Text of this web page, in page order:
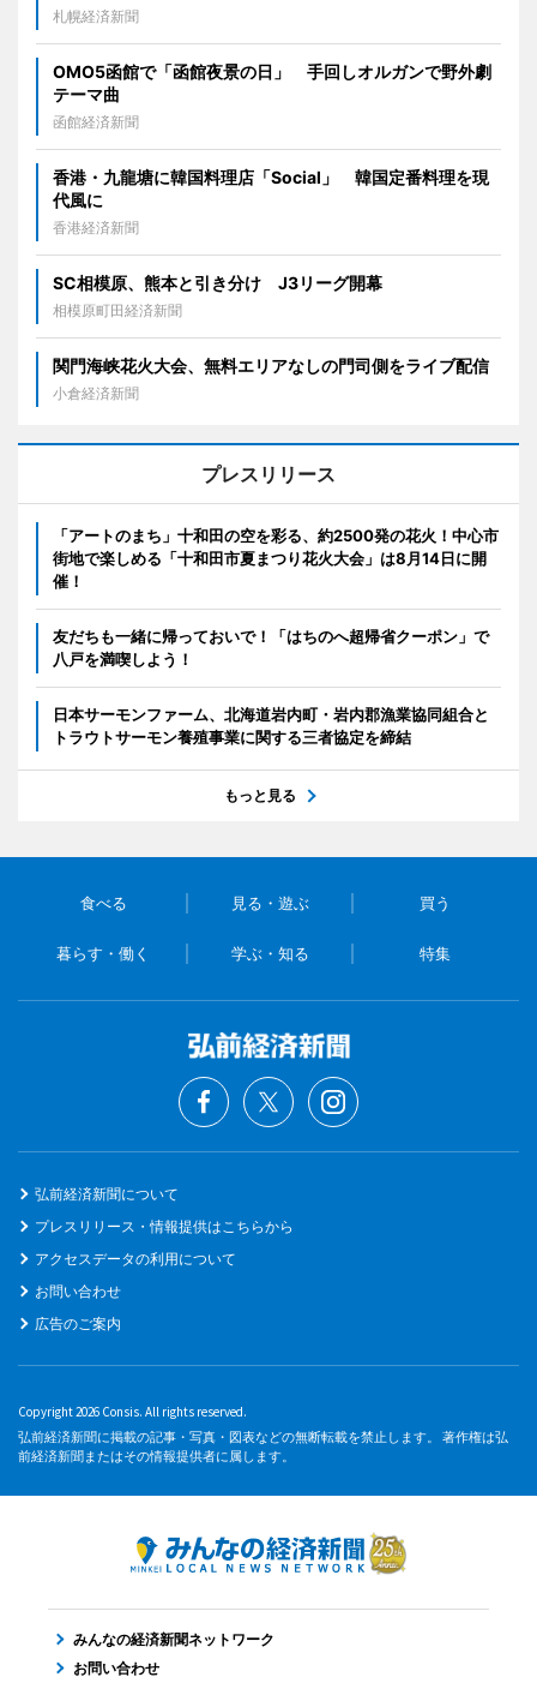
札幌経済新聞
OMO5函館で「函館夜景の日」 手回しオルガンで野外劇
テーマ曲
函館経済新聞
香港・九龍塘に韓国料理店「Social」 韓国定番料理を現
代風に
香港経済新聞
SC相模原、熊本と引き分け J3リーグ開幕
相模原町田経済新聞
関門海峡花火大会、無料エリアなしの門司側をライブ配信
小倉経済新聞
プレスリリース
「アートのまち」十和田の空を彩る、約2500発の花火！中心市
街地で楽しめる「十和田市夏まつり花火大会」は8月14日に開
催！
友だちも一緒に帰っておいで！「はちのへ超帰省クーポン」で
八戸を満喫しよう！
日本サーモンファーム、北海道岩内町・岩内郡漁業協同組合と
トラウトサーモン養殖事業に関する三者協定を締結
もっと見る
食べる 見る・遊ぶ 買う
暮らす・働く 学ぶ・知る 特集
弘前経済新聞について
プレスリリース・情報提供はこちらから
アクセスデータの利用について
お問い合わせ
広告のご案内
Copyright 2026 Consis. All rights reserved.
弘前経済新聞に掲載の記事・写真・図表などの無断転載を禁止します。 著作権は弘
前経済新聞またはその情報提供者に属します。
みんなの経済新聞ネットワーク
お問い合わせ